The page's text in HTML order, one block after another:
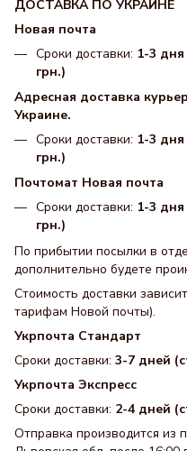
ДОСТАВКА ПО УКРАИНЕ
Новая почта
Сроки доставки: 1-3
грн.)
Адресная доставка
Украине.
Сроки доставки: 1-3
грн.)
Почтомат Новая почта
Сроки доставки: 1-3
грн.)
По прибытии посылки в
дополнительно будете
Стоимость доставки
тарифам Новой почты).
Укрпочта Стандарт
Сроки доставки: 3-7 дней
Укрпочта Экспресс
Сроки доставки: 2-4 дней
Отправка производится из